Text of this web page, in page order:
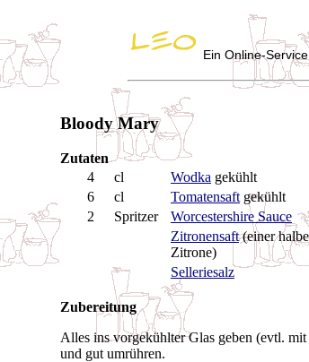
Ein Online-
Bloody Mary
Zutaten
4
cl Wodka gekühlt
6
cl Tomatensaft gekühlt
2
Spritzer
Worcestershire Sauce
Zitronensaft(einer
Zitrone)
Selleriesalz
Zubereitung
Alles ins vorgekühlter Glas geben (evtl.
und gut umrühren.